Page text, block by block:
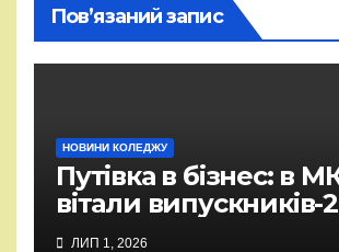
Пов’язаний запис
НОВИНИ КОЛЕДЖУ
Путівка в бізнес: в
вітали випускників-
ЛИП 1, 2026